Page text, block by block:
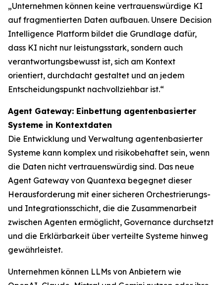
„Unternehmen können keine vertrauenswürdige KI
auf fragmentierten Daten aufbauen. Unsere Decision
Intelligence Platform bildet die Grundlage dafür,
dass KI nicht nur leistungsstark, sondern auch
verantwortungsbewusst ist, sich am Kontext
orientiert, durchdacht gestaltet und an jedem
Entscheidungspunkt nachvollziehbar ist.“
Agent Gateway: Einbettung agentenbasierter
Systeme in Kontextdaten
Die Entwicklung und Verwaltung agentenbasierter
Systeme kann komplex und risikobehaftet sein, wenn
die Daten nicht vertrauenswürdig sind. Das neue
Agent Gateway von Quantexa begegnet dieser
Herausforderung mit einer sicheren Orchestrierungs-
und Integrationsschicht, die die Zusammenarbeit
zwischen Agenten ermöglicht, Governance durchsetzt
und die Erklärbarkeit über verteilte Systeme hinweg
gewährleistet.
Unternehmen können LLMs von Anbietern wie